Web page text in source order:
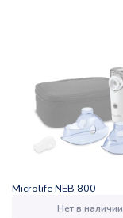
Microlife NEB 800
Нет в наличии